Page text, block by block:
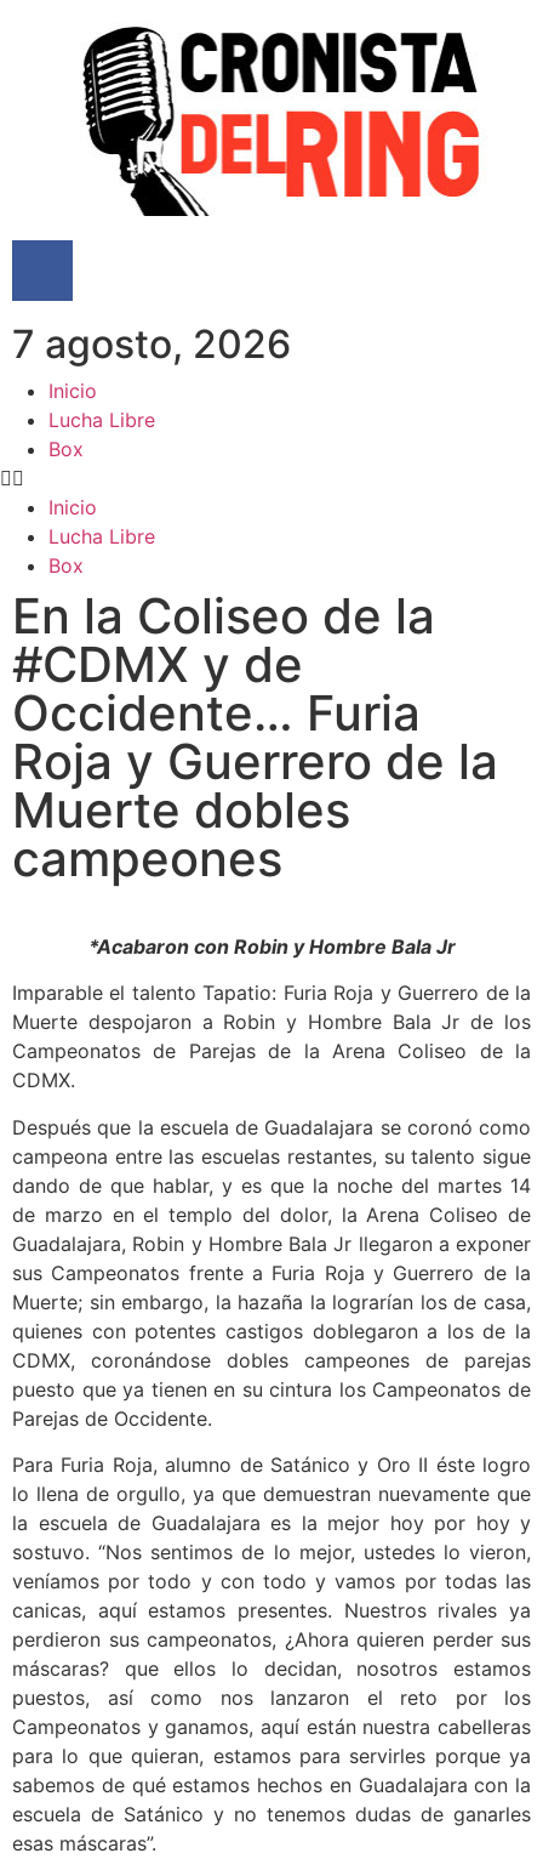
7 agosto, 2026
Inicio
Lucha Libre
Box
Inicio
Lucha Libre
Box
En la Coliseo de la
#CDMX y de
Occidente… Furia
Roja y Guerrero de la
Muerte dobles
campeones
*Acabaron con Robin y Hombre Bala Jr
Imparable el talento Tapatio: Furia Roja y Guerrero de la
Muerte despojaron a Robin y Hombre Bala Jr de los
Campeonatos de Parejas de la Arena Coliseo de la
CDMX.
Después que la escuela de Guadalajara se coronó como
campeona entre las escuelas restantes, su talento sigue
dando de que hablar, y es que la noche del martes 14
de marzo en el templo del dolor, la Arena Coliseo de
Guadalajara, Robin y Hombre Bala Jr llegaron a exponer
sus Campeonatos frente a Furia Roja y Guerrero de la
Muerte; sin embargo, la hazaña la lograrían los de casa,
quienes con potentes castigos doblegaron a los de la
CDMX, coronándose dobles campeones de parejas
puesto que ya tienen en su cintura los Campeonatos de
Parejas de Occidente.
Para Furia Roja, alumno de Satánico y Oro II éste logro
lo llena de orgullo, ya que demuestran nuevamente que
la escuela de Guadalajara es la mejor hoy por hoy y
sostuvo. “Nos sentimos de lo mejor, ustedes lo vieron,
veníamos por todo y con todo y vamos por todas las
canicas, aquí estamos presentes. Nuestros rivales ya
perdieron sus campeonatos, ¿Ahora quieren perder sus
máscaras? que ellos lo decidan, nosotros estamos
puestos, así como nos lanzaron el reto por los
Campeonatos y ganamos, aquí están nuestra cabelleras
para lo que quieran, estamos para servirles porque ya
sabemos de qué estamos hechos en Guadalajara con la
escuela de Satánico y no tenemos dudas de ganarles
esas máscaras”.